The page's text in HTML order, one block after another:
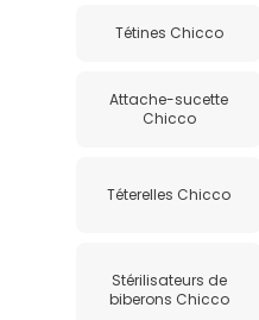
Tétines Chicco
Attache-sucette
Chicco
Téterelles Chicco
Stérilisateurs de
biberons Chicco